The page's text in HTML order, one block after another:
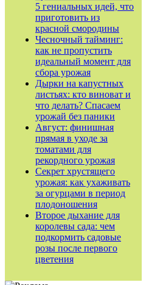
5 гениальных идей, что
приготовить из
красной смородины
Чесночный тайминг:
как не пропустить
идеальный момент для
сбора урожая
Дырки на капустных
листьях: кто виноват и
что делать? Спасаем
урожай без паники
Август: финишная
прямая в уходе за
томатами для
рекордного урожая
Секрет хрустящего
урожая: как ухаживать
за огурцами в период
плодоношения
Второе дыхание для
королевы сада: чем
подкормить садовые
розы после первого
цветения